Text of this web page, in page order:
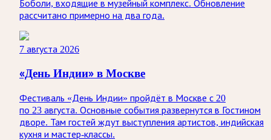
Боболи, входящие в музейный комплекс. Обновление
рассчитано примерно на два года.
7 августа 2026
«День Индии» в Москве
Фестиваль «День Индии» пройдёт в Москве с 20
по 23 августа. Основные события развернутся в Гостином
дворе. Там гостей ждут выступления артистов, индийская
кухня и мастер-классы.